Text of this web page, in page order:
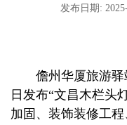
发布日期:
儋州华厦旅游驿
日 发布“文昌木栏头
加固、装饰装修工